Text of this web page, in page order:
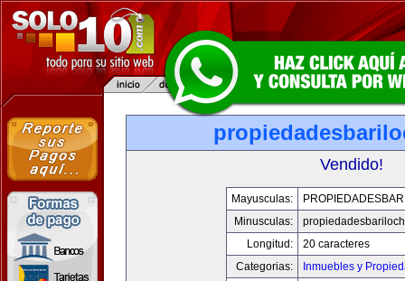
Vendido!
Mayusculas:
Minusculas:
Longitud:
20 caracteres
Categorias:
Inmuebles y